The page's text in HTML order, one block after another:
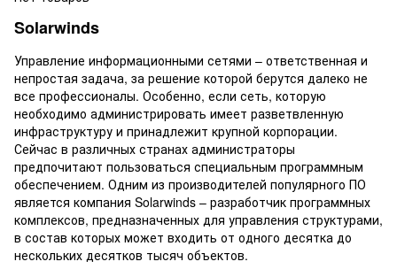
Solarwinds
Управление информационными сетями – ответственная и
непростая задача, за решение которой берутся далеко не
все профессионалы. Особенно, если сеть, которую
необходимо администрировать имеет разветвленную
инфраструктуру и принадлежит крупной корпорации.
Сейчас в различных странах администраторы
предпочитают пользоваться специальным программным
обеспечением. Одним из производителей популярного ПО
является компания Solarwinds – разработчик программных
комплексов, предназначенных для управления структурами,
в состав которых может входить от одного десятка до
нескольких десятков тысяч объектов.